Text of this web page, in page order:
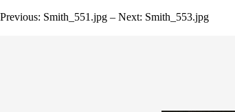
Previous: Smith_551.jpg – Next: Smith_553.jpg